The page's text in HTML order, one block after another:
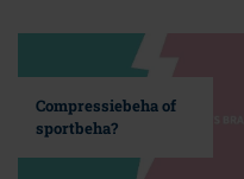
Compressiebeha of
sportbeha?